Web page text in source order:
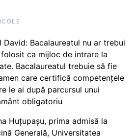
David: Bacalaureatul nu ar trebui
ca mijloc de intrare la
Bacalaureatul trebuie să fie
care certifică competențele
le ai după parcursul unui
obligatoriu
Huțupașu, prima admisă la
Generală, Universitatea